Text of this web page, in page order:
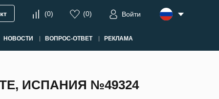
(0) (0) Войти
НОВОСТИ ВОПРОС-ОТВЕТ РЕКЛАМА
ИСПАНИЯ №49324